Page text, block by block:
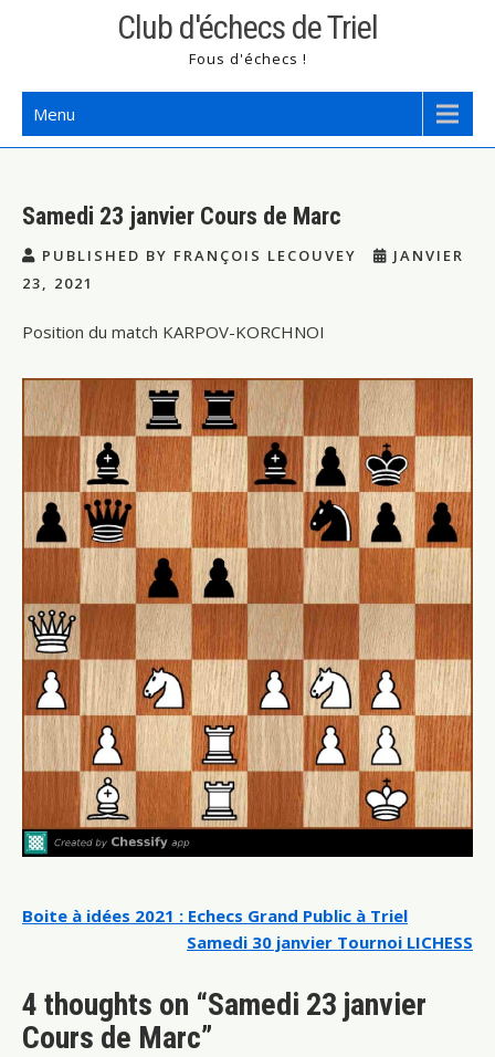
Club d'échecs de Triel
Fous d'échecs !
Menu
Samedi 23 janvier Cours de Marc
PUBLISHED BY FRANÇOIS LECOUVEY
JANVIER
23, 2021
Position du match KARPOV-KORCHNOI
Navigation
l’article
Boite à idées 2021 : Echecs Grand Public à Triel
Samedi 30 janvier Tournoi LICHESS
4 thoughts on “Samedi 23 janvier
Cours de Marc”